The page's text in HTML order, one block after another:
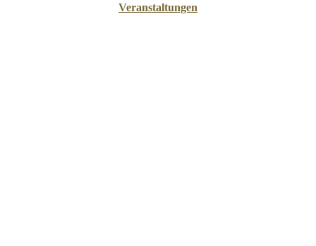
Veranstaltungen